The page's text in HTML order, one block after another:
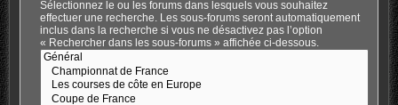
Sélectionnez le ou les forums dans lesquels vous souhaitez
effectuer une recherche. Les sous-forums seront automatiquement
inclus dans la recherche si vous ne désactivez pas l’option
« Rechercher dans les sous-forums » affichée ci-dessous.